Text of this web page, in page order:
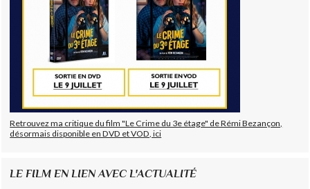
Retrouvez ma critique du film "Le Crime du 3e étage" de Rémi Bezançon,
désormais disponible en DVD et VOD, ici
LE FILM EN LIEN AVEC L'ACTUALITÉ